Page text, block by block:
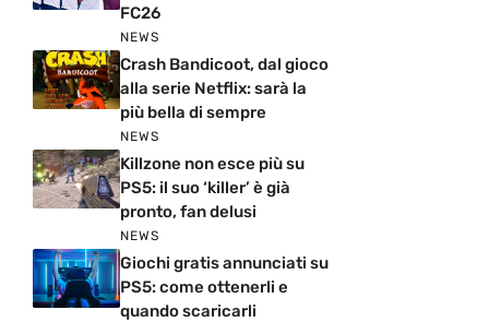
FC26
NEWS
Crash Bandicoot, dal gioco
alla serie Netflix: sarà la
più bella di sempre
NEWS
Killzone non esce più su
PS5: il suo ‘killer’ è già
pronto, fan delusi
NEWS
Giochi gratis annunciati su
PS5: come ottenerli e
quando scaricarli